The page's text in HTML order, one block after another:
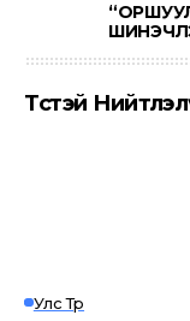
АВЛАА
Төсөөтэй
Улс Төр